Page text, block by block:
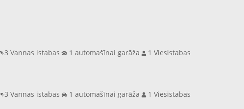
3 Vannas istabas 1 automašīnai garāža 1 Viesistabas
3 Vannas istabas 1 automašīnai garāža 1 Viesistabas